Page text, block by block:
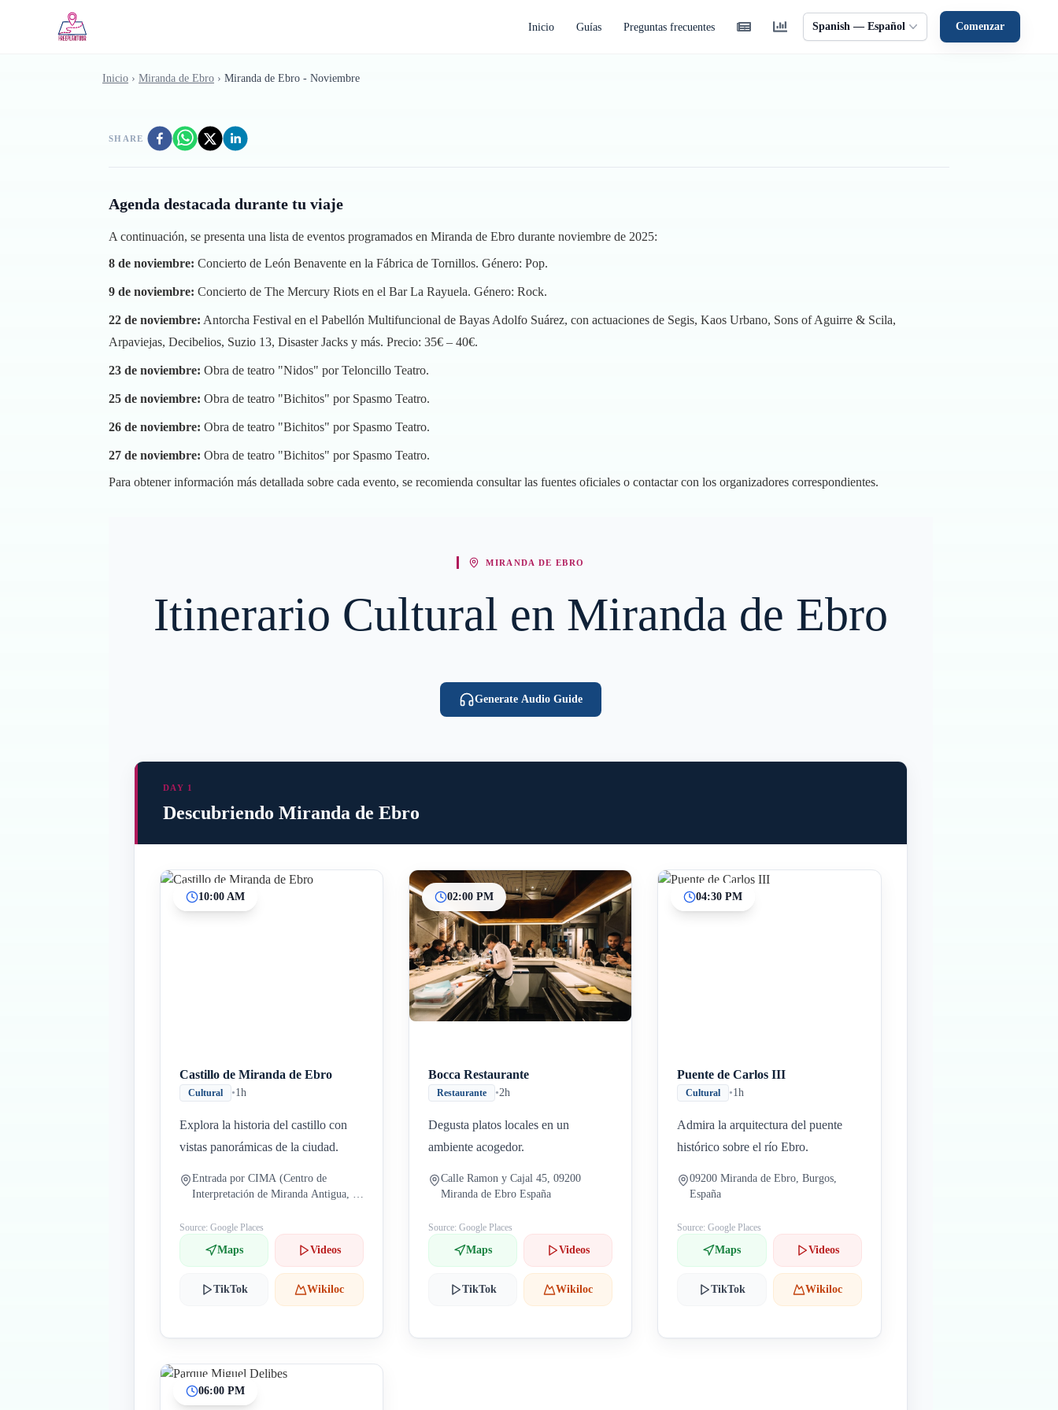
Inicio Guías Preguntas frecuentes Spanish — Español Comenzar
Inicio › Miranda de Ebro › Miranda de Ebro - Noviembre
SHARE
Agenda destacada durante tu viaje
A continuación, se presenta una lista de eventos programados en Miranda de Ebro durante noviembre de 2025:
8 de noviembre: Concierto de León Benavente en la Fábrica de Tornillos. Género: Pop.
9 de noviembre: Concierto de The Mercury Riots en el Bar La Rayuela. Género: Rock.
22 de noviembre: Antorcha Festival en el Pabellón Multifuncional de Bayas Adolfo Suárez, con actuaciones de Segis, Kaos Urbano, Sons of Aguirre & Scila,
Arpaviejas, Decibelios, Suzio 13, Disaster Jacks y más. Precio: 35€ – 40€.
23 de noviembre: Obra de teatro "Nidos" por Teloncillo Teatro.
25 de noviembre: Obra de teatro "Bichitos" por Spasmo Teatro.
26 de noviembre: Obra de teatro "Bichitos" por Spasmo Teatro.
27 de noviembre: Obra de teatro "Bichitos" por Spasmo Teatro.
Para obtener información más detallada sobre cada evento, se recomienda consultar las fuentes oficiales o contactar con los organizadores correspondientes.
MIRANDA DE EBRO
Itinerario Cultural en Miranda de Ebro
Generate Audio Guide
DAY 1
Descubriendo Miranda de Ebro
10:00 AM
Castillo de Miranda de Ebro
Cultural •1h
Explora la historia del castillo con
vistas panorámicas de la ciudad.
Entrada por CIMA (Centro de
Interpretación de Miranda Antigua, C.
Ebro, Burgos, España)
Source: Google Places
Maps Videos
TikTok Wikiloc
02:00 PM
Bocca Restaurante
Restaurante •2h
Degusta platos locales en un
ambiente acogedor.
Calle Ramon y Cajal 45, 09200
Miranda de Ebro España
Source: Google Places
Maps Videos
TikTok Wikiloc
04:30 PM
Puente de Carlos III
Cultural •1h
Admira la arquitectura del puente
histórico sobre el río Ebro.
09200 Miranda de Ebro, Burgos,
España
Source: Google Places
Maps Videos
TikTok Wikiloc
06:00 PM